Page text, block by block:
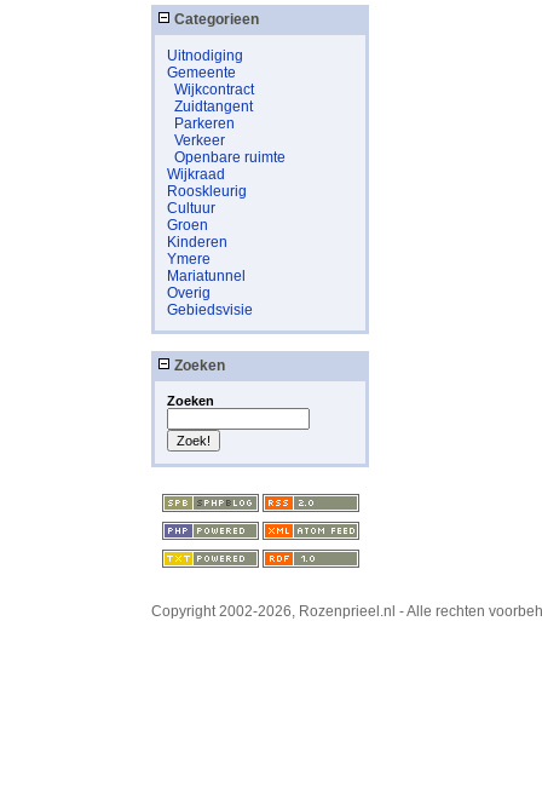
Categorieen
Uitnodiging
Gemeente
Wijkcontract
Zuidtangent
Parkeren
Verkeer
Openbare ruimte
Wijkraad
Rooskleurig
Cultuur
Groen
Kinderen
Ymere
Mariatunnel
Overig
Gebiedsvisie
Zoeken
Zoeken
Copyright 2002-2026, Rozenprieel.nl - Alle rechten